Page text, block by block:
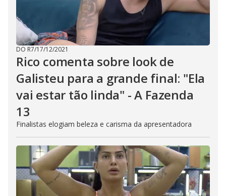
DO R7/17/12/2021
Rico comenta sobre look de
Galisteu para a grande final: "Ela
vai estar tão linda" - A Fazenda
13
Finalistas elogiam beleza e carisma da apresentadora